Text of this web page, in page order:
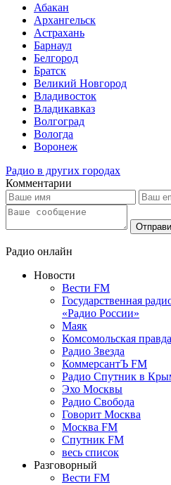
Абакан
Архангельск
Астрахань
Барнаул
Белгород
Братск
Великий Новгород
Владивосток
Владикавказ
Волгоград
Вологда
Воронеж
Радио в других городах
Комментарии
Радио онлайн
Новости
Вести FM
Государственная
«Радио России»
Маяк
Комсомольская правда
Радио Звезда
КоммерсантЪ FM
Радио Спутник в
Эхо Москвы
Радио Свобода
Говорит Москва
Москва FM
Спутник FM
весь список
Разговорный
Вести FM